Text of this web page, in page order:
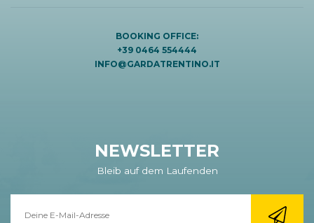
BOOKING OFFICE:
+39 0464 554444
INFO@GARDATRENTINO.IT
NEWSLETTER
Bleib auf dem Laufenden